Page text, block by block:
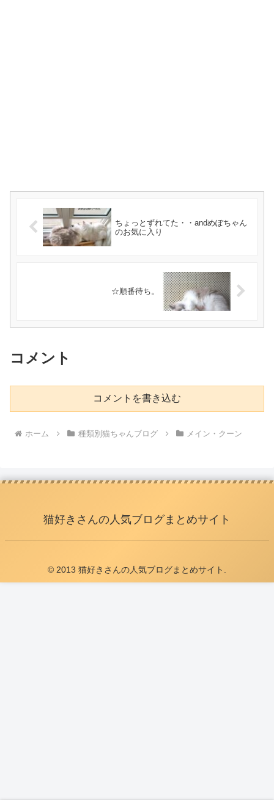
ちょっとずれてた・・andめぽちゃん
のお気に入り
☆順番待ち。
コメント
コメントを書き込む
ホーム 種類別猫ちゃんブログ メイン・クーン
猫好きさんの人気ブログまとめサイト
© 2013 猫好きさんの人気ブログまとめサイト.